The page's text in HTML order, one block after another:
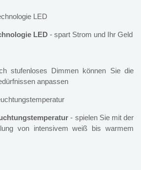
LED - spart Strom und Ihr Geld
stufenloses Dimmen können Sie die
anpassen
- spielen Sie mit der
von intensivem weiß bis warmem